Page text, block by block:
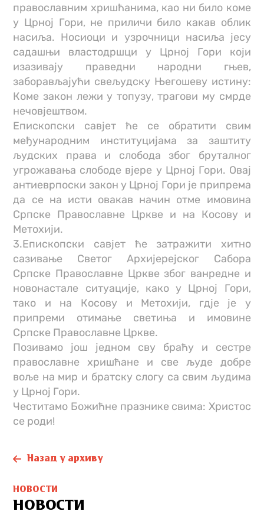
православним хришћанима, као ни било коме
у Црној Гори, не приличи било какав облик
насиља. Носиоци и узрочници насиља јесу
садашњи властодршци у Црној Гори који
изазивају праведни народни гњев,
заборављајући свељудску Његошеву истину:
Коме закон лежи у топузу, трагови му смрде
нечовјештвом.
Епископски савјет ће се обратити свим
међународним институцијама за заштиту
људских права и слобода због бруталног
угрожавања слободе вјере у Црној Гори. Овај
антиеврпоски закон у Црној Гори је припрема
да се на исти овакав начин отме имовина
Српске Православне Цркве и на Косову и
Метохији.
3.Епископски савјет ће затражити хитно
сазивање Светог Архијерејског Сабора
Српске Православне Цркве због ванредне и
новонастале ситуације, како у Црној Гори,
тако и на Косову и Метохији, гдје је у
припреми отимање светиња и имовине
Српске Православне Цркве.
Позивамо још једном сву браћу и сестре
православне хришћане и све људе добре
воље на мир и братску слогу са свим људима
у Црној Гори.
Честитамо Божићне празнике свима: Христос
се роди!
Назад у архиву
НОВОСТИ
НОВОСТИ